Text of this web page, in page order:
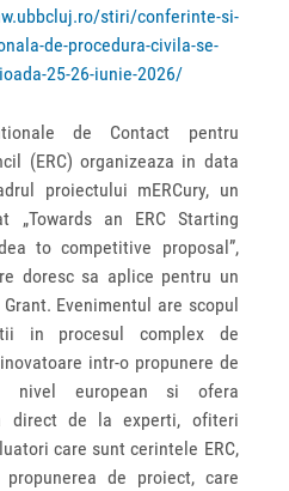
stiri/conferinte-si-
de-procedura-civila-se-
25-26-iunie-2026/
de Contact pentru
(ERC) organizeaza in data
proiectului mERCury, un
„Towards an ERC Starting
to competitive proposal”,
doresc sa aplice pentru un
Evenimentul are scopul
in procesul complex de
intr-o propunere de
nivel european si ofera
direct de la experti, ofiteri
care sunt cerintele ERC,
de proiect, care